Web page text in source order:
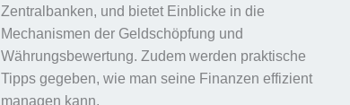
Zentralbanken, und bietet Einblicke in die
Mechanismen der Geldschöpfung und
Währungsbewertung. Zudem werden praktische
Tipps gegeben, wie man seine Finanzen effizient
managen kann.